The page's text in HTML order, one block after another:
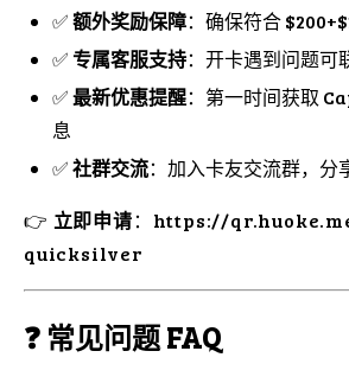
✅额外奖励保障：确保符合
✅专属客服支持：开卡遇到问题可
✅最新优惠提醒：第一时间获取
息
✅社群交流：加入卡友交流群，分
👉 立即申请：https://
quicksilver
❓ 常见问题 FAQ